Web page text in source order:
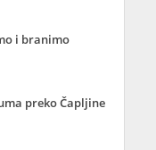
i branimo
preko Čapljine